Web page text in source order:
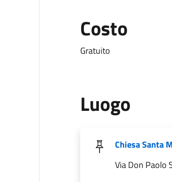
Costo
Gratuito
Luogo
Chiesa Santa
Via Don Paolo